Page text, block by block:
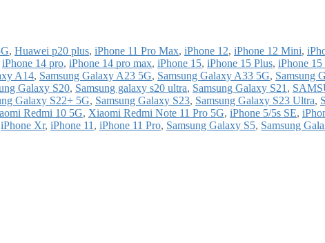
, Huawei p20 plus, iPhone 11 Pro Max, iPhone 12, iPhone 12 Mini,
iPhone 14 pro, iPhone 14 pro max, iPhone 15, iPhone 15 Plus, iPhone 15
A14, Samsung Galaxy A23 5G, Samsung Galaxy A33 5G, Samsung
Galaxy S20, Samsung galaxy s20 ultra, Samsung Galaxy S21 ,
Galaxy S22+ 5G, Samsung Galaxy S23, Samsung Galaxy S23 Ultra,
Redmi 10 5G, Xiaomi Redmi Note 11 Pro 5G, iPhone 5/5s SE,
iPhone Xr, iPhone 11 , iPhone 11 Pro, Samsung Galaxy S5, Samsung